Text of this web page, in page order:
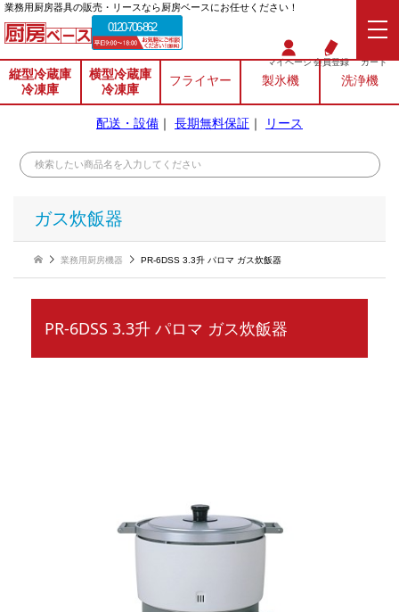
業務⽤厨房器具の販売・リースなら厨房ベースにお任せください！
0120-706-862
マイページ会員登録 カート
縦型冷蔵庫
冷凍庫
横型冷蔵庫
冷凍庫
フライヤー 製氷機 洗浄機
配送・設備 ｜ 長期無料保証 ｜ リース
ガス炊飯器
業務用厨房機器 PR-6DSS 3.3升 パロマ ガス炊飯器
PR-6DSS 3.3升 パロマ ガス炊飯器